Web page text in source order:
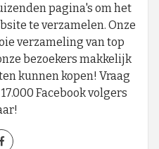
pagina's om het
te verzamelen. Onze
verzameling van top
bezoekers makkelijk
kunnen kopen! Vraag
Facebook volgers